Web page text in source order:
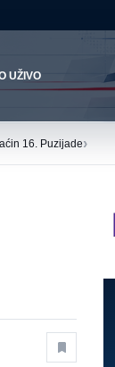
UŽIVO
16. Puzijade›